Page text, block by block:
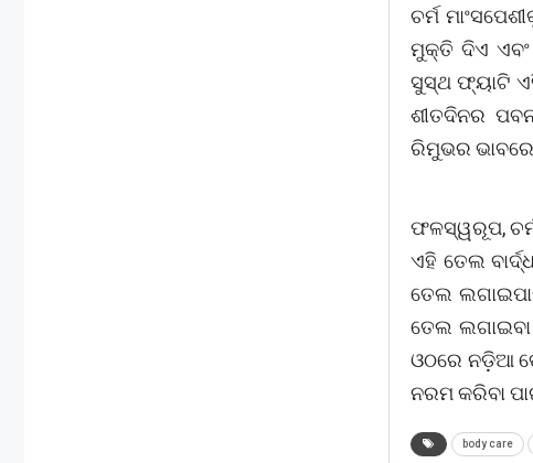
ଚର୍ମ
ମୁକ୍ତି ଦିଏ
ସୁସ୍ଥ ଫ୍ୟାଟି
ଶୀତଦିନର
ରିମୁଭର ଭାବରେ
ଫଳସ୍ୱରୂପ,
ଏହି ତେଲ
ତେଲ
ତେଲ
ଓଠରେ ନଡ଼ିଆ
ନରମ କରିବା
body care